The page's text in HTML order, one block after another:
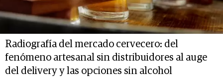
Radiografía del mercado cervecero: del
fenómeno artesanal sin distribuidores al auge
del delivery y las opciones sin alcohol